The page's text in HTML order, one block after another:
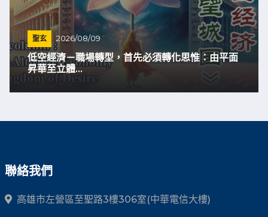
2026/08/09
高頻共振—共榮共贏…...
聯絡我們
高雄市左營區至聖路3樓306室(中華電信大樓)